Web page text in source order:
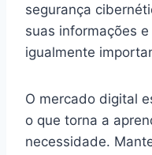
segurança
suas informações
igualmente
O mercado digital
o que torna a
necessidade.